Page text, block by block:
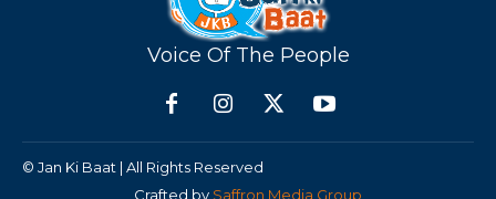
Voice Of The People
© Jan Ki Baat | All Rights Reserved
Crafted by Saffron Media Group